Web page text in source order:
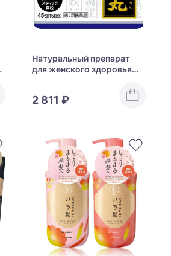
Натуральный препарат
для женского здоровья
2 811 ₽